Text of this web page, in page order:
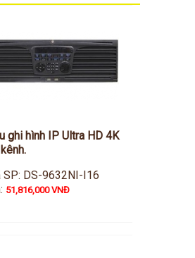
ghi hình IP Ultra HD 4K
SP: DS-9632NI-I16
51,816,000 VNĐ